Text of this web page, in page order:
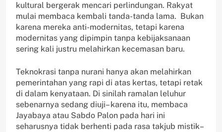
kultural bergerak mencari perlindungan. Rakyat
mulai membaca kembali tanda-tanda lama. Bukan
karena mereka anti-modernitas, tetapi karena
modernitas yang dipimpin tanpa kebijaksanaan
sering kali justru melahirkan kecemasan baru.
Teknokrasi tanpa nurani hanya akan melahirkan
pemerintahan yang rapi di atas kertas, tetapi retak
di dalam kenyataan. Di sinilah ramalan leluhur
sebenarnya sedang diuji– karena itu, membaca
Jayabaya atau Sabdo Palon pada hari ini
seharusnya tidak berhenti pada rasa takjub mistik–